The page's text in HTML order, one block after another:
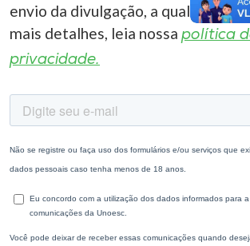
envio da divulgação, a qualquer
mais detalhes, leia nossa política
privacidade.